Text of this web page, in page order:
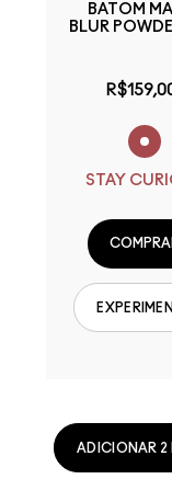
BATOM
BLUR
STAY
ADICIONAR 2